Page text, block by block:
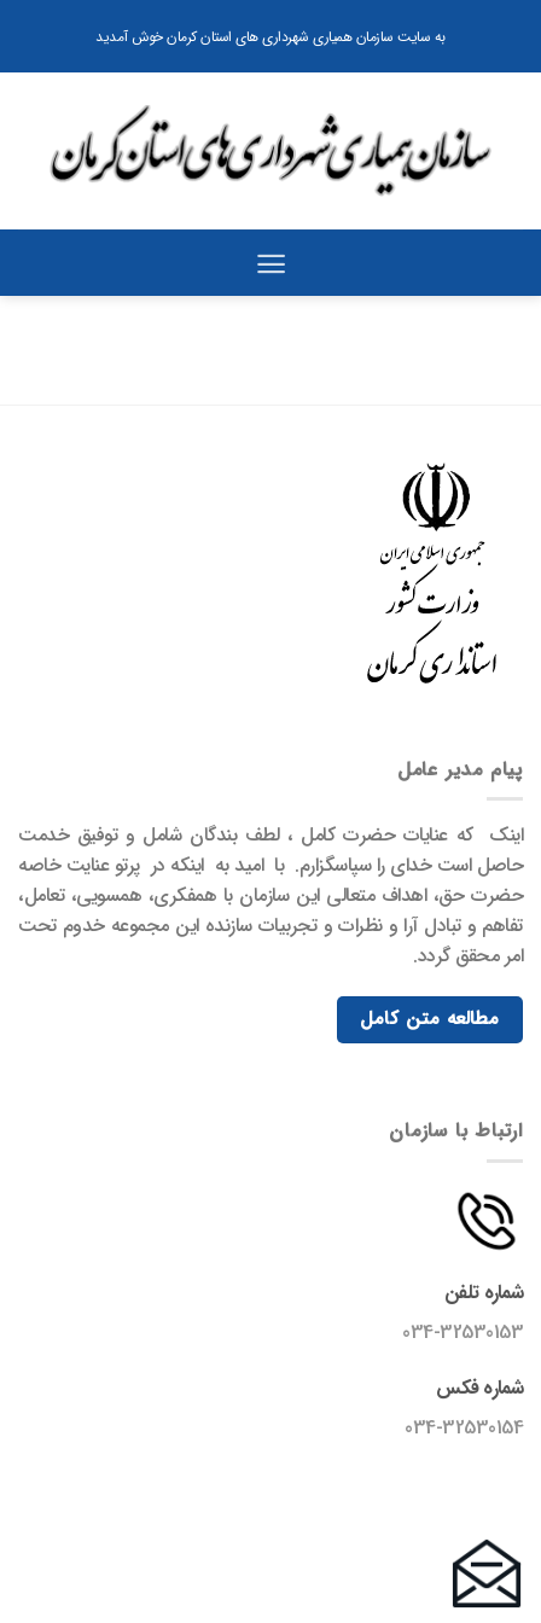
محتوا
به سایت سازمان همیاری شهرداری های استان کرمان خوش آمدید
پیام مدیر عامل
اینک که عنایات حضرت کامل ، لطف بندگان شامل و توفیق خدمت
حاصل است خدای را سپاسگزارم. با امید به اینکه در پرتو عنایت خاصه
حضرت حق، اهداف متعالی این سازمان با همفکری، همسویی، تعامل،
تفاهم و تبادل آرا و نظرات و تجربیات سازنده این مجموعه خدوم تحت
امر محقق گردد.
مطالعه متن کامل
ارتباط با سازمان
شماره تلفن
034-32530153
شماره فکس
034-32530154